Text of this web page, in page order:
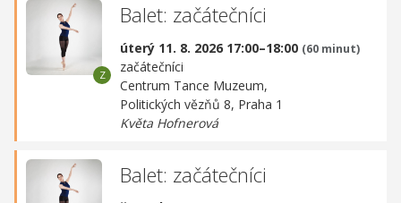
Balet: začátečníci
úterý 11. 8. 2026 17:00–18:00 (60 minut)
začátečníci
Centrum Tance Muzeum,
Politických vězňů 8, Praha 1
Květa Hofnerová
Balet: začátečníci